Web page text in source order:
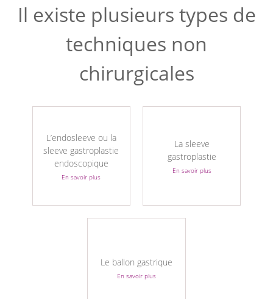
Il existe plusieurs types de
techniques non
chirurgicales
L’endosleeve ou la
sleeve gastroplastie
endoscopique
En savoir plus
La sleeve
gastroplastie
En savoir plus
Le ballon gastrique
En savoir plus